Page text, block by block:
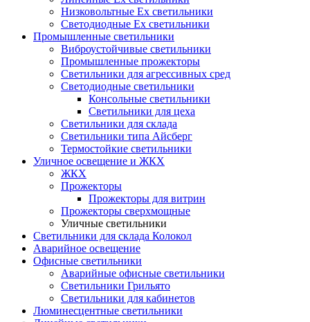
Низковольтные Ex светильники
Светодиодные Ex светильники
Промышленные светильники
Виброустойчивые светильники
Промышленные прожекторы
Светильники для агрессивных сред
Светодиодные светильники
Консольные светильники
Светильники для цеха
Светильники для склада
Светильники типа Айсберг
Термостойкие светильники
Уличное освещение и ЖКХ
ЖКХ
Прожекторы
Прожекторы для витрин
Прожекторы сверхмощные
Уличные светильники
Светильники для склада Колокол
Аварийное освещение
Офисные светильники
Аварийные офисные светильники
Светильники Грильято
Светильники для кабинетов
Люминесцентные светильники